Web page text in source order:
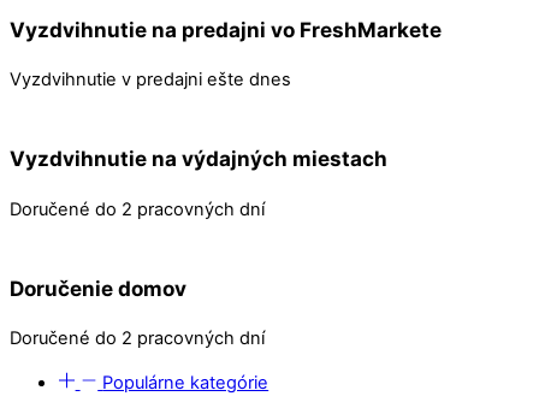
Mania
Vyzdvihnutie na predajni vo FreshMarkete
Vyzdvihnutie v predajni ešte dnes
Vyzdvihnutie na výdajných miestach
Doručené do 2 pracovných dní
Doručenie domov
Doručené do 2 pracovných dní
Populárne kategórie